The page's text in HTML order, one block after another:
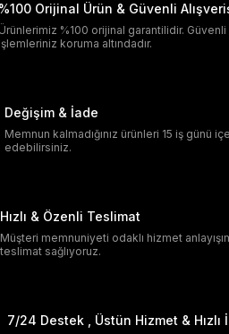
%100 Orijinal Ürün & Güvenli
Ürünlerimiz %100 orijinal garantilidir.
işlemleriniz koruma altındadır.
Değişim & İade
Memnun kalmadığınız ürünleri 15 iş günü
edebilirsiniz.
Hızlı & Özenli Teslimat
Müşteri memnuniyeti odaklı hizmet
teslimat sağlıyoruz.
7/24 Destek , Üstün Hizmet & Hızlı